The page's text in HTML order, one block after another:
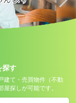
探す
建て・売買物件（不動
探しが可能です。